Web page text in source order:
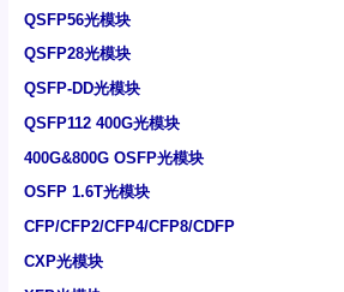
QSFP56光模块
QSFP28光模块
QSFP-DD光模块
QSFP112 400G光模块
400G&800G OSFP光模块
OSFP 1.6T光模块
CFP/CFP2/CFP4/CFP8/CDFP
CXP光模块